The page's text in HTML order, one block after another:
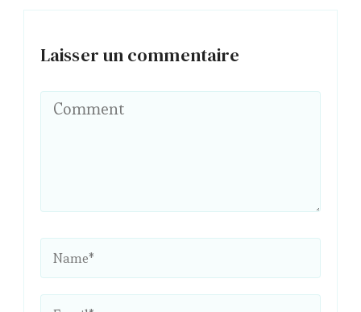
Laisser un commentaire